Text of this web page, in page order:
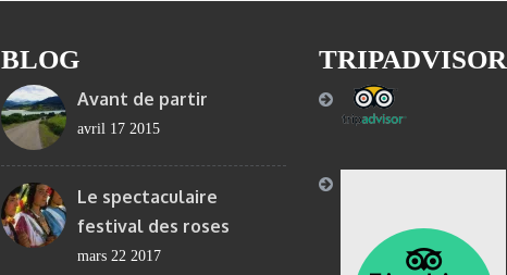
BLOG
Avant de partir
avril 17 2015
Le spectaculaire
festival des roses
mars 22 2017
TRIPADVISOR